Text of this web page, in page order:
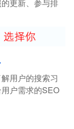
更新、参与排
用户的搜索习
户需求的SEO